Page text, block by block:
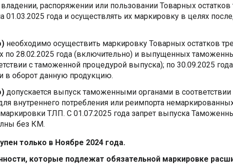
распоряжении или пользовании Товарных остатков
года и осуществлять их маркировку в целях
необходимо осуществить маркировку Товарных остатков
по 28.02.2025 года (включительно) и выпущенных
с таможенной процедурой выпуска); по 30.09.2025 года
в оборот данную продукцию.
допускается выпуск таможенными органами в соответствии
внутреннего потребления или реимпорта
ТЛП. С 01.07.2025 года запрет выпуска
без КМ.
только в Ноябре 2024 года.
которые подлежат обязательной маркировке